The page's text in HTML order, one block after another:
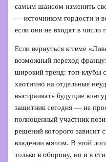
самым шансом изменить
— источником гордости и
если они не входят в число
Если вернуться к теме
возможный переход
широкий тренд: топ-клубы
хаотично на отдельные
выстраивать будущие
защитник сегодня — не
полноценный участник
решений которого зависит
владении мячом. В этой
только в оборону, но и в